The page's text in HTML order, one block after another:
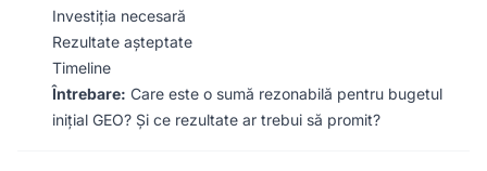
Investiția necesară
Rezultate așteptate
Timeline
Întrebare: Care este o sumă rezonabilă pentru bugetul
inițial GEO? Și ce rezultate ar trebui să promit?